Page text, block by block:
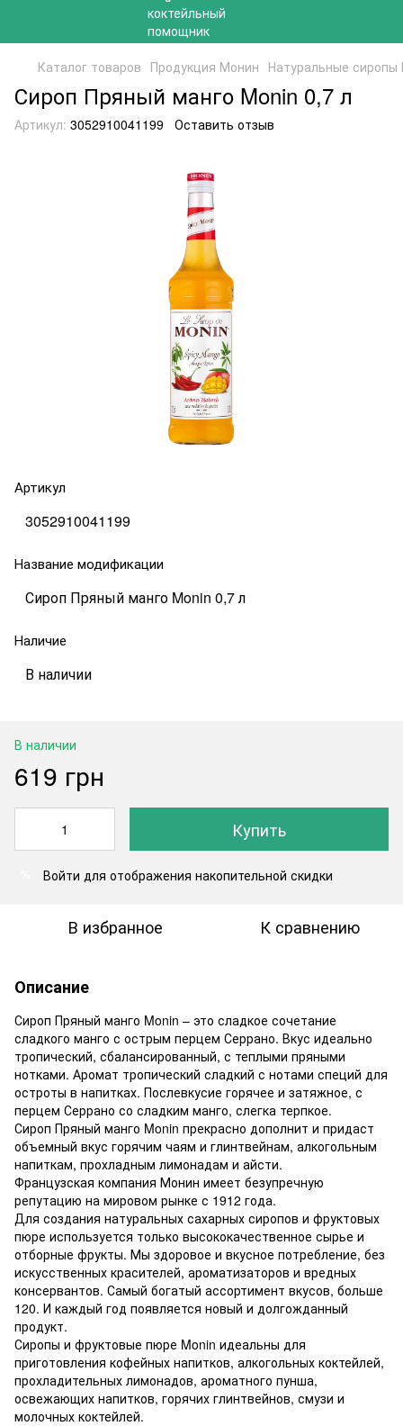
Каталог товаров Продукция Монин Натуральные
Сироп Пряный манго Monin 0,7 л
Артикул: 3052910041199 Оставить отзыв
Артикул
3052910041199
Название модификации
Сироп Пряный манго Monin 0,7 л
Наличие
В наличии
В наличии
619 грн
Купить
Войти для отображения накопительной скидки
В избранное К сравнению
Описание
Сироп Пряный манго Monin – это сладкое сочетание
сладкого манго с острым перцем Серрано. Вкус идеально
тропический, сбалансированный, с теплыми пряными
нотками. Аромат тропический сладкий с нотами специй для
остроты в напитках. Послевкусие горячее и затяжное, с
перцем Серрано со сладким манго, слегка терпкое.
Сироп Пряный манго Monin прекрасно дополнит и придаст
объемный вкус горячим чаям и глинтвейнам, алкогольным
напиткам, прохладным лимонадам и айсти.
Французская компания Монин имеет безупречную
репутацию на мировом рынке с 1912 года.
Для создания натуральных сахарных сиропов и фруктовых
пюре используется только высококачественное сырье и
отборные фрукты. Мы здоровое и вкусное потребление, без
искусственных красителей, ароматизаторов и вредных
консервантов. Самый богатый ассортимент вкусов, больше
120. И каждый год появляется новый и долгожданный
продукт.
Сиропы и фруктовые пюре Monin идеальны для
приготовления кофейных напитков, алкогольных коктейлей,
прохладительных лимонадов, ароматного пунша,
освежающих напитков, горячих глинтвейнов, смузи и
молочных коктейлей.